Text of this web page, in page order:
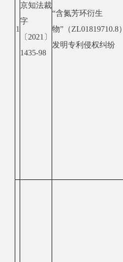
1
京知法裁
字
〔2021〕
1435-98
“含氮芳环衍生
物”（ZL01819710.8）
发明专利侵权纠纷